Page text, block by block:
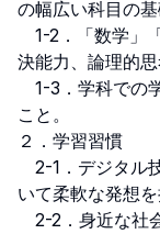
の幅広い科目の
1-2．「数学」
決能力、論理的
1-3．学科での
こと。
２．学習習慣
2-1．デジタル
いて柔軟な発想を
2-2．身近な社